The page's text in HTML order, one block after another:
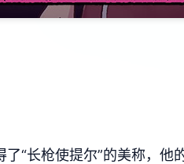
“长枪使提尔”的美称，